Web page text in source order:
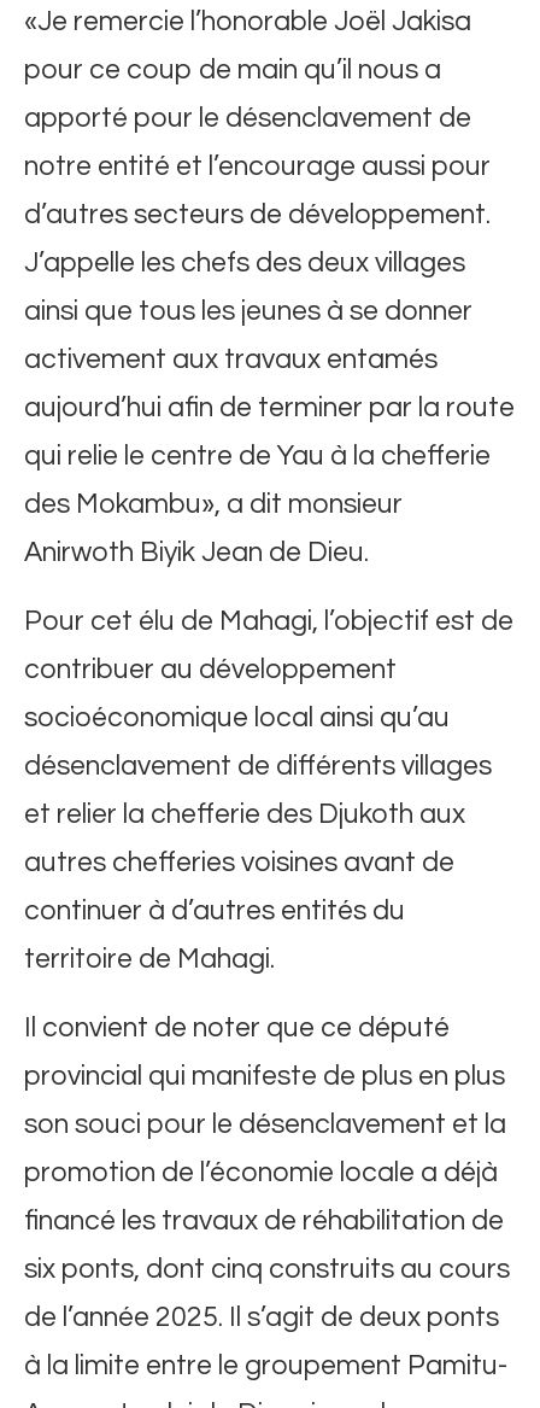
«Je remercie l’honorable Joël Jakisa
pour ce coup de main qu’il nous a
apporté pour le désenclavement de
notre entité et l’encourage aussi pour
d’autres secteurs de développement.
J’appelle les chefs des deux villages
ainsi que tous les jeunes à se donner
activement aux travaux entamés
aujourd’hui afin de terminer par la route
qui relie le centre de Yau à la chefferie
des Mokambu», a dit monsieur
Anirwoth Biyik Jean de Dieu.
Pour cet élu de Mahagi, l’objectif est de
contribuer au développement
socioéconomique local ainsi qu’au
désenclavement de différents villages
et relier la chefferie des Djukoth aux
autres chefferies voisines avant de
continuer à d’autres entités du
territoire de Mahagi.
Il convient de noter que ce député
provincial qui manifeste de plus en plus
son souci pour le désenclavement et la
promotion de l’économie locale a déjà
financé les travaux de réhabilitation de
six ponts, dont cinq construits au cours
de l’année 2025. Il s’agit de deux ponts
à la limite entre le groupement Pamitu-